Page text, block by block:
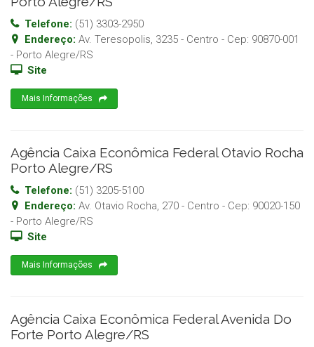
Telefone: (51) 3303-2950
Endereço: Av. Teresopolis, 3235 - Centro - Cep: 90870-001
- Porto Alegre/RS
Site
Mais Informações
Agência Caixa Econômica Federal Otavio Rocha
Porto Alegre/RS
Telefone: (51) 3205-5100
Endereço: Av. Otavio Rocha, 270 - Centro - Cep: 90020-150
- Porto Alegre/RS
Site
Mais Informações
Agência Caixa Econômica Federal Avenida Do
Forte Porto Alegre/RS